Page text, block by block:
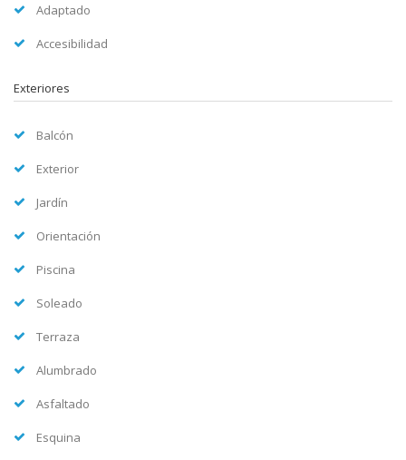
Adaptado
Accesibilidad
Exteriores
Balcón
Exterior
Jardín
Orientación
Piscina
Soleado
Terraza
Alumbrado
Asfaltado
Esquina